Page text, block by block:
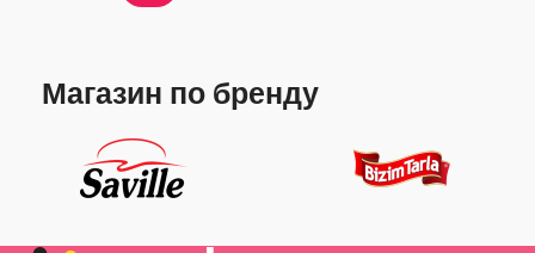
Магазин по бренду